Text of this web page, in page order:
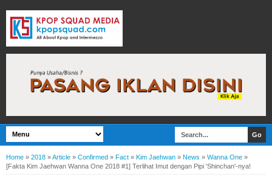
Home » 2018 »Article » Confirmed » Fact » Kim Jaehwan » News » Wanna One »
[Fakta Kim Jaehwan Wanna One 2018 #1] Terlihat Imut dengan Pipi 'Shinchan'-nya!